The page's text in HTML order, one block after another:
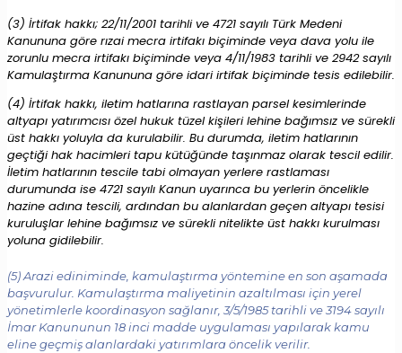
(3) İrtifak hakkı; 22/11/2001 tarihli ve 4721 sayılı Türk Medeni
Kanununa göre rızai mecra irtifakı biçiminde veya dava yolu ile
zorunlu mecra irtifakı biçiminde veya 4/11/1983 tarihli ve 2942 sayılı
Kamulaştırma Kanununa göre idari irtifak biçiminde tesis edilebilir.
(4) İrtifak hakkı, iletim hatlarına rastlayan parsel kesimlerinde
altyapı yatırımcısı özel hukuk tüzel kişileri lehine bağımsız ve sürekli
üst hakkı yoluyla da kurulabilir. Bu durumda, iletim hatlarının
geçtiği hak hacimleri tapu kütüğünde taşınmaz olarak tescil edilir.
İletim hatlarının tescile tabi olmayan yerlere rastlaması
durumunda ise 4721 sayılı Kanun uyarınca bu yerlerin öncelikle
hazine adına tescili, ardından bu alanlardan geçen altyapı tesisi
kuruluşlar lehine bağımsız ve sürekli nitelikte üst hakkı kurulması
yoluna gidilebilir.
(5) Arazi ediniminde, kamulaştırma yöntemine en son aşamada
başvurulur. Kamulaştırma maliyetinin azaltılması için yerel
yönetimlerle koordinasyon sağlanır, 3/5/1985 tarihli ve 3194 sayılı
İmar Kanununun 18 inci madde uygulaması yapılarak kamu
eline geçmiş alanlardaki yatırımlara öncelik verilir.